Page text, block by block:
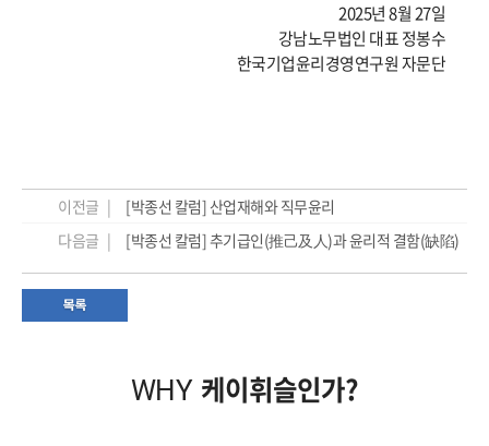
2025년 8월 27일
강남노무법인 대표 정봉수
한국기업윤리경영연구원 자문단
이전글 |
[박종선 칼럼] 산업재해와 직무윤리
다음글 |
[박종선 칼럼] 추기급인(推己及人)과 윤리적 결함(缺陷)
WHY 케이휘슬인가?